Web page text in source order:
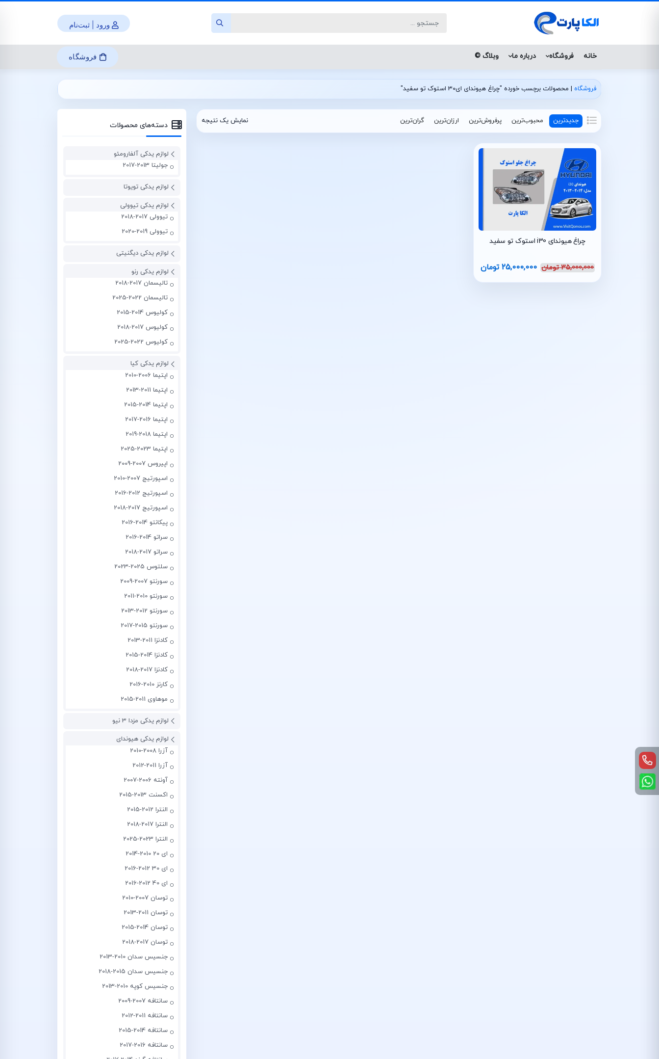
ورود | ثبت‌نام
خانه فروشگاه درباره ما وبلاگ © فروشگاه
فروشگاه | محصولات برچسب خورده "چراغ هیوندای ای30 استوک تو سفید"
جدیدترین محبوب‌ترین پرفروش‌ترین ارزان‌ترین گران‌ترین نمایش یک نتیجه
چراغ هیوندای i30 استوک تو سفید
35,000,000 تومان 25,000,000 تومان
دسته‌های محصولات
لوازم یدکی آلفارومئو
جولیتا 2013-2017
لوازم یدکی تویوتا
لوازم یدکی تیوولی
تیوولی 2017-2018
تیوولی 2019-2020
لوازم یدکی دیگنیتی
لوازم یدکی رنو
تالیسمان 2017-2018
تالیسمان 2022-2025
کولیوس 2014-2015
کولیوس 2017-2018
کولیوس 2022-2025
لوازم یدکی کیا
اپتیما 2006-2010
اپتیما 2011-2013
اپتیما 2014-2015
اپتیما 2016-2017
اپتیما 2018-2019
اپتیما 2023-2025
اپیروس 2007-2009
اسپورتیج 2007-2010
اسپورتیج 2012-2016
اسپورتیج 2017-2018
پیکانتو 2014-2016
سراتو 2014-2016
سراتو 2017-2018
سلتوس 2025-2023
سورنتو 2007-2009
سورنتو 2010-2011
سورنتو 2012-2013
سورنتو 2015-2017
کادنزا 2011-2013
کادنزا 2014-2015
کادنزا 2017-2018
کارنز 2010-2016
موهاوی 2011-2015
لوازم یدکی مزدا 3 نیو
لوازم یدکی هیوندای
آزرا 2008-2010
آزرا 2011-2012
آونته 2006-2007
اکسنت 2013-2015
النترا 2012-2015
النترا 2017-2018
النترا 2023-2025
ای 20 2010-2014
ای 30 2012-2016
ای 40 2012-2016
توسان 2007-2010
توسان 2011-2013
توسان 2014-2015
توسان 2017-2018
جنسیس سدان 2010-2013
جنسیس سدان 2015-2018
جنسیس کوپه 2010-2013
سانتافه 2007-2009
سانتافه 2011-2012
سانتافه 2014-2015
سانتافه 2016-2017